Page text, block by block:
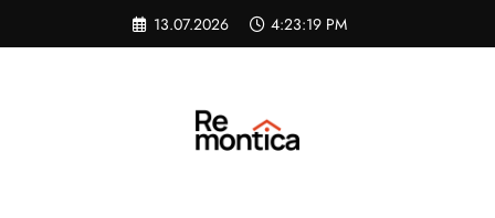
содержимому
13.07.2026 4:23:20 PM